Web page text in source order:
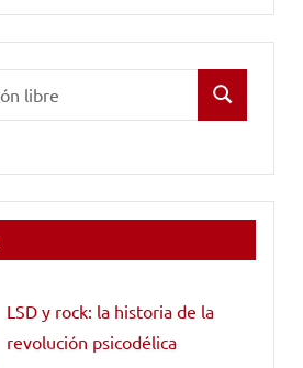
Buscar
LSD y rock: la historia de la
revolución psicodélica